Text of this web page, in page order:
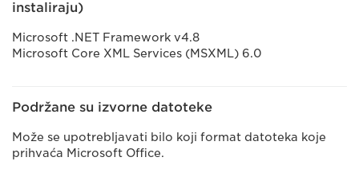
instaliraju)
Microsoft .NET Framework v4.8
Microsoft Core XML Services (MSXML) 6.0
Podržane su izvorne datoteke
Može se upotrebljavati bilo koji format datoteka koje
prihvaća Microsoft Office.